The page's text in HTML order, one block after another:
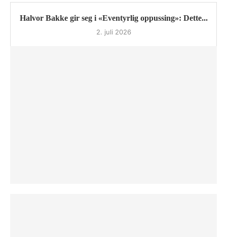
Halvor Bakke gir seg i «Eventyrlig oppussing»: Dette...
2. juli 2026